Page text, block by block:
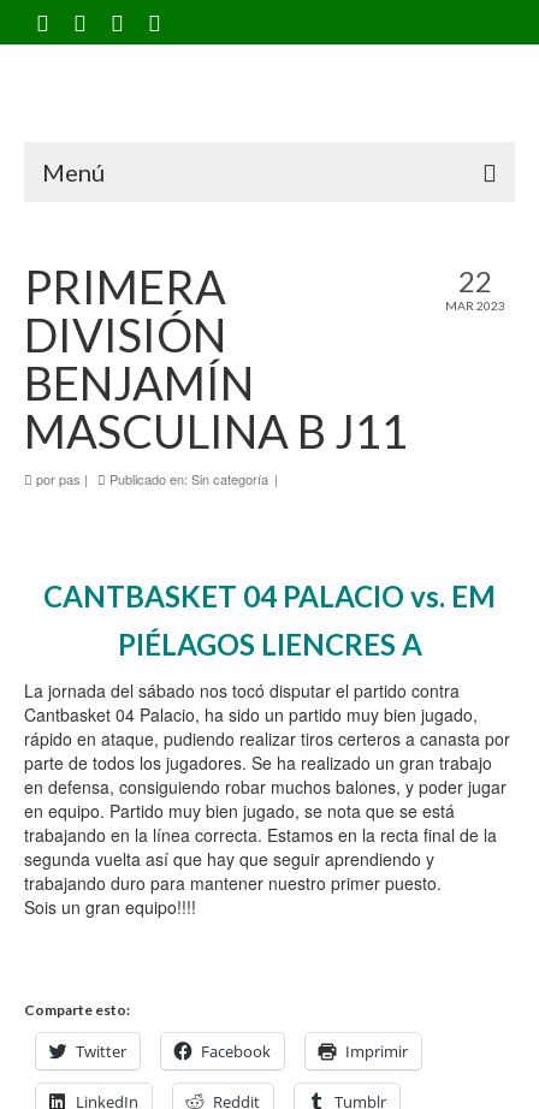
Menú
22
MAR 2023
PRIMERA
DIVISIÓN
BENJAMÍN
MASCULINA B J11
porpas | Publicado en: Sin categoría |
CANTBASKET 04 PALACIO vs. EM
PIÉLAGOS LIENCRES A
La jornada del sábado nos tocó disputar el partido contra
Cantbasket 04 Palacio, ha sido un partido muy bien jugado,
rápido en ataque, pudiendo realizar tiros certeros a canasta por
parte de todos los jugadores. Se ha realizado un gran trabajo
en defensa, consiguiendo robar muchos balones, y poder jugar
en equipo. Partido muy bien jugado, se nota que se está
trabajando en la línea correcta. Estamos en la recta final de la
segunda vuelta así que hay que seguir aprendiendo y
trabajando duro para mantener nuestro primer puesto.
Sois un gran equipo!!!!
Comparte esto:
Twitter Facebook Imprimir
LinkedIn Reddit Tumblr